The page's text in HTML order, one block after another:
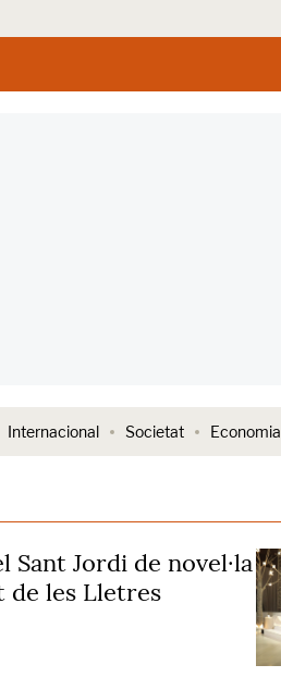
Internacional Societat Economia
Sant Jordi de novel·la
de les Lletres